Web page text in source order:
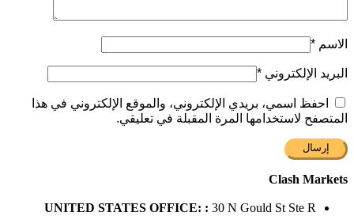
الاسم *
البريد الإلكتروني *
احفظ اسمي، بريدي الإلكتروني، والموقع الإلكتروني في هذا
المتصفح لاستخدامها المرة المقبلة في تعليقي.
Clash Markets
UNITED STATES OFFICE: : 30 N Gould St Ste R